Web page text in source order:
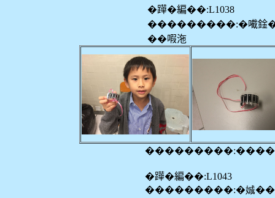
�𨅯�編��:L1038
���������:�𡁶鍂�
��㗇沲
�𨅯�編��:L1043
���������:�娍